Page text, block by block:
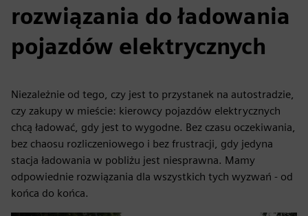
rozwiązania do ładowania
pojazdów elektrycznych
Niezależnie od tego, czy jest to przystanek na autostradzie,
czy zakupy w mieście: kierowcy pojazdów elektrycznych
chcą ładować, gdy jest to wygodne. Bez czasu oczekiwania,
bez chaosu rozliczeniowego i bez frustracji, gdy jedyna
stacja ładowania w pobliżu jest niesprawna. Mamy
odpowiednie rozwiązania dla wszystkich tych wyzwań - od
końca do końca.